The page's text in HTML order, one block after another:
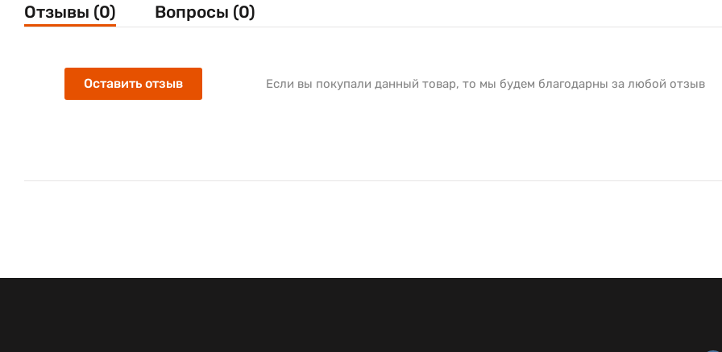
Отзывы (0) Вопросы (0)
Оставить отзыв Если вы покупали данный товар, то мы будем благодарны за любой отзыв